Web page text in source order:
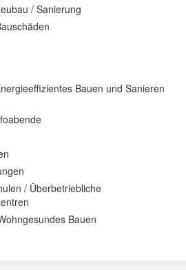
/ Sanierung
Bauen und Sanieren
/ Überbetriebliche
Bauen